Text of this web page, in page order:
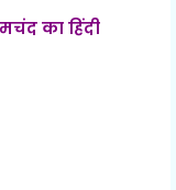
का हिंदी